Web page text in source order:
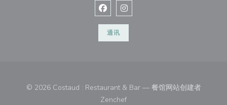
Facebook ((在新窗口中打开))
Instagram ((在新窗口中打开))
通讯
© 2026 Costaud : Restaurant & Bar — 餐馆网站创建者
Zenchef((在新窗口中打开))